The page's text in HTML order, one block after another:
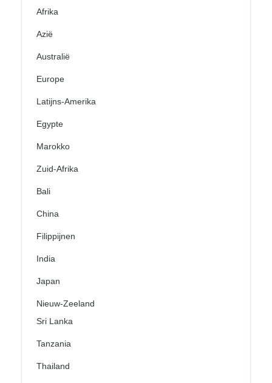
Afrika
Azië
Australië
Europe
Latijns-Amerika
Egypte
Marokko
Zuid-Afrika
Bali
China
Filippijnen
India
Japan
Nieuw-Zeeland
Sri Lanka
Tanzania
Thailand